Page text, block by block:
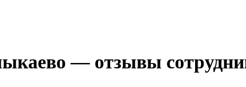
— отзывы